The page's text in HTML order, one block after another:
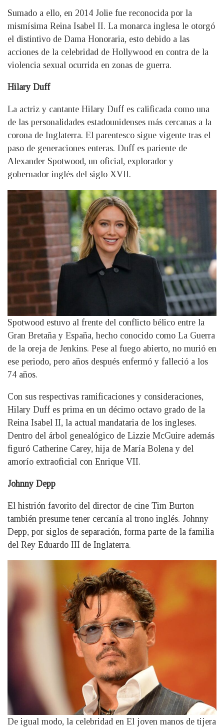
Sumado a ello, en 2014 Jolie fue reconocida por la
mismísima Reina Isabel II. La monarca inglesa le otorgó
el distintivo de Dama Honoraria, esto debido a las
acciones de la celebridad de Hollywood en contra de la
violencia sexual ocurrida en zonas de guerra.
Hilary Duff
La actriz y cantante Hilary Duff es calificada como una
de las personalidades estadounidenses más cercanas a la
corona de Inglaterra. El parentesco sigue vigente tras el
paso de generaciones enteras. Duff es pariente de
Alexander Spotwood, un oficial, explorador y
gobernador inglés del siglo XVII.
Spotwood estuvo al frente del conflicto bélico entre la
Gran Bretaña y España, hecho conocido como La Guerra
de la oreja de Jenkins. Pese al fuego abierto, no murió en
ese periodo, pero años después enfermó y falleció a los
74 años.
Con sus respectivas ramificaciones y consideraciones,
Hilary Duff es prima en un décimo octavo grado de la
Reina Isabel II, la actual mandataria de los ingleses.
Dentro del árbol genealógico de Lizzie McGuire además
figuró Catherine Carey, hija de María Bolena y del
amorío extraoficial con Enrique VII.
Johnny Depp
El histrión favorito del director de cine Tim Burton
también presume tener cercanía al trono inglés. Johnny
Depp, por siglos de separación, forma parte de la familia
del Rey Eduardo III de Inglaterra.
De igual modo, la celebridad en El joven manos de tijera